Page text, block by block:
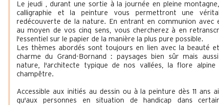
Le jeudi , durant une sortie à la journée en pleine
calligraphie et la peinture vous permettront une
redécouverte de la nature. En entrant en communion avec
au moyen de vos cinq sens, vous chercherez à en
l'essentiel sur le papier de la manière la plus pure possible.
Les thèmes abordés sont toujours en lien avec la beauté
charme du Grand-Bornand : paysages bien sûr mais
nature, l'architecte typique de nos vallées, la flore alpine
champêtre.
Accessible aux initiés au dessin ou à la peinture dès 11 ans
qu'aux personnes en situation de handicap dans